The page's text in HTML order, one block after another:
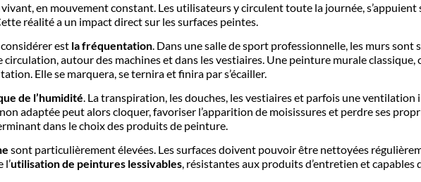
en mouvement constant. Les utilisateurs y circulent toute la journée,
réalité a un impact direct sur les surfaces peintes.
considérer est la fréquentation. Dans une salle de sport professionnelle, les murs sont
circulation, autour des machines et dans les vestiaires. Une peinture murale
Elle se marquera, se ternira et finira par s’écailler.
de l’humidité. La transpiration, les douches, les vestiaires et parfois une ventilation
adaptée peut alors cloquer, favoriser l’apparition de moisissures et perdre ses
dans le choix des produits de peinture.
sont particulièrement élevées. Les surfaces doivent pouvoir être nettoyées
l’utilisation de peintures lessivables, résistantes aux produits d’entretien et capables